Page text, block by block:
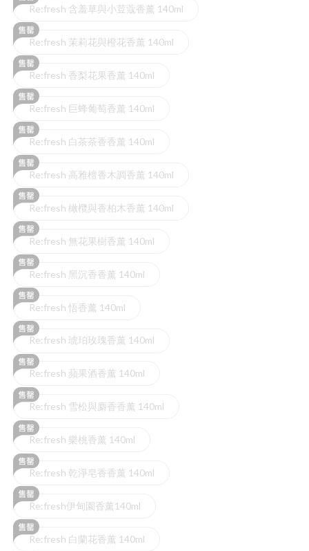
Re:fresh 含羞草與小荳蔻香薰 140ml
Re:fresh 茉莉花與橙花香薰 140ml
Re:fresh 香梨花果香薰 140ml
Re:fresh 巨蜂葡萄香薰 140ml
Re:fresh 白茶茶香香薰 140ml
Re:fresh 高雅檀香木調香薰 140ml
Re:fresh 橄欖與香柏木香薰 140ml
Re:fresh 無花果樹香薰 140ml
Re:fresh 黑沉香香薰 140ml
Re:fresh 悟香薰 140ml
Re:fresh 琥珀玫瑰香薰 140ml
Re:fresh 蘋果酒香薰 140ml
Re:fresh 雪松與麝香香薰 140ml
Re:fresh 樂桃香薰 140ml
Re:fresh 乾淨皂香香薰 140ml
Re:fresh伊甸園香薰140ml
Re:fresh 白蘭花香薰 140ml